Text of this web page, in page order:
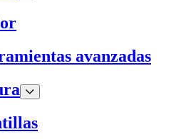
avanzadas